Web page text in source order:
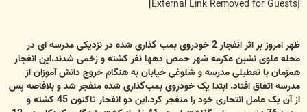
ظهر امروز بر اثر انفجار 2 خودروی بمب گذاری شده در نزدیکی مدرسه ای در
محله علوی نشین عکرمه شهر حمص دهها نفر کشته و زخمی شدند.این انفجار
همزمان با تعطیلی مدرسه و شلوغی خیابان به هنگام خروج دانش آموزان از
مدرسه اتفاق افتاد. ابتدا یک خودروی بمب‌گذاری شده منفجر شد و بلافاصه پس
از آن یک عامل انتحاری خود را منفجر کرد.این دو انفجار تاکنون 45 کشته و